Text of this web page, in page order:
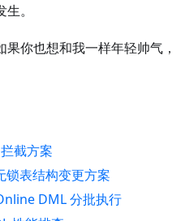
。
你也想和我一样年轻帅气，
截方案
锁表结构变更方案
DML 分批执行